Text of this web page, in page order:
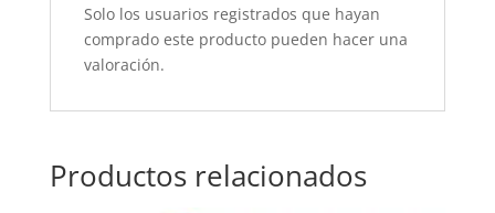
Solo los usuarios registrados que hayan
comprado este producto pueden hacer una
valoración.
Productos relacionados